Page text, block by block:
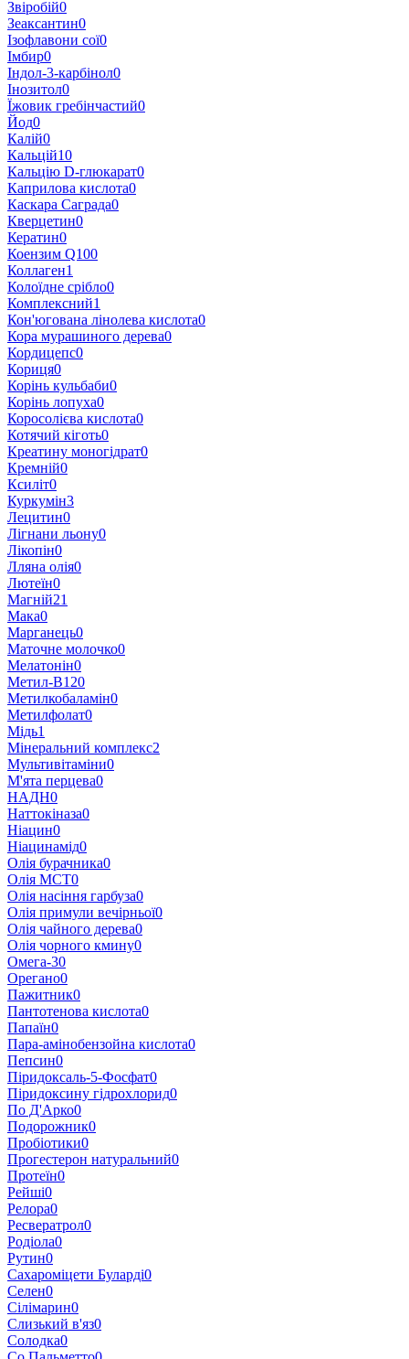
Звіробій0
Зеаксантин0
Ізофлавони сої0
Імбир0
Індол-3-карбінол0
Інозитол0
Їжовик гребінчастий0
Йод0
Калій0
Кальцій10
Кальцію D-глюкарат0
Каприлова кислота0
Каскара Саграда0
Кверцетин0
Кератин0
Коензим Q100
Коллаген1
Колоїдне срібло0
Комплексний1
Кон'югована лінолева кислота0
Кора мурашиного дерева0
Кордицепс0
Кориця0
Корінь кульбаби0
Корінь лопуха0
Коросолієва кислота0
Котячий кіготь0
Креатину моногідрат0
Кремній0
Ксиліт0
Куркумін3
Лецитин0
Лігнани льону0
Лікопін0
Лляна олія0
Лютеїн0
Магній21
Мака0
Марганець0
Маточне молочко0
Мелатонін0
Метил-В120
Метилкобаламін0
Метилфолат0
Мідь1
Мінеральний комплекс2
Мультивітаміни0
М'ята перцева0
НАДН0
Наттокіназа0
Ніацин0
Ніацинамід0
Олія бурачника0
Олія МСТ0
Олія насіння гарбуза0
Олія примули вечірньої0
Олія чайного дерева0
Олія чорного кмину0
Омега-30
Орегано0
Пажитник0
Пантотенова кислота0
Папаїн0
Пара-амінобензойна кислота0
Пепсин0
Піридоксаль-5-Фосфат0
Піридоксину гідрохлорид0
По Д'Арко0
Подорожник0
Пробіотики0
Прогестерон натуральний0
Протеїн0
Рейші0
Релора0
Ресвератрол0
Родіола0
Рутин0
Сахароміцети Буларді0
Селен0
Сілімарин0
Слизький в'яз0
Солодка0